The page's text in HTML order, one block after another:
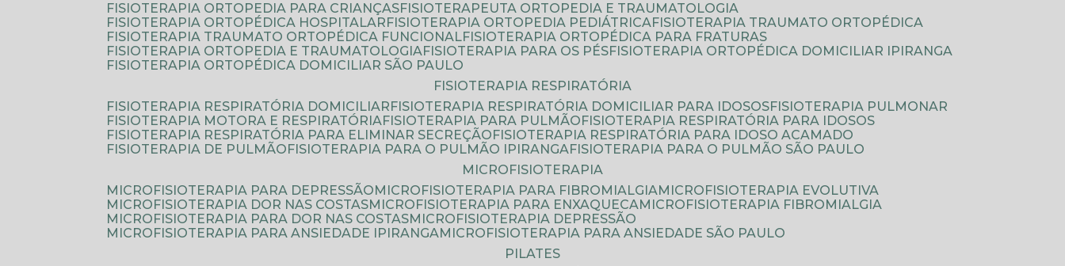
FISIOTERAPIA ORTOPEDIA PARA CRIANÇAS
FISIOTERAPEUTA ORTOPEDIA E TRAUMATOLOGIA
FISIOTERAPIA ORTOPÉDICA HOSPITALAR
FISIOTERAPIA ORTOPEDIA PEDIÁTRICA
FISIOTERAPIA TRAUMATO ORTOPÉDICA
FISIOTERAPIA TRAUMATO ORTOPÉDICA FUNCIONAL
FISIOTERAPIA ORTOPÉDICA PARA FRATURAS
FISIOTERAPIA ORTOPEDIA E TRAUMATOLOGIA
FISIOTERAPIA PARA OS PÉS
FISIOTERAPIA ORTOPÉDICA DOMICILIAR IPIRANGA
FISIOTERAPIA ORTOPÉDICA DOMICILIAR SÃO PAULO
FISIOTERAPIA RESPIRATÓRIA
FISIOTERAPIA RESPIRATÓRIA DOMICILIAR
FISIOTERAPIA RESPIRATÓRIA DOMICILIAR PARA IDOSOS
FISIOTERAPIA PULMONAR
FISIOTERAPIA MOTORA E RESPIRATÓRIA
FISIOTERAPIA PARA PULMÃO
FISIOTERAPIA RESPIRATÓRIA PARA IDOSOS
FISIOTERAPIA RESPIRATÓRIA PARA ELIMINAR SECREÇÃO
FISIOTERAPIA RESPIRATÓRIA PARA IDOSO ACAMADO
FISIOTERAPIA DE PULMÃO
FISIOTERAPIA PARA O PULMÃO IPIRANGA
FISIOTERAPIA PARA O PULMÃO SÃO PAULO
MICROFISIOTERAPIA
MICROFISIOTERAPIA PARA DEPRESSÃO
MICROFISIOTERAPIA PARA FIBROMIALGIA
MICROFISIOTERAPIA EVOLUTIVA
MICROFISIOTERAPIA DOR NAS COSTAS
MICROFISIOTERAPIA PARA ENXAQUECA
MICROFISIOTERAPIA FIBROMIALGIA
MICROFISIOTERAPIA PARA DOR NAS COSTAS
MICROFISIOTERAPIA DEPRESSÃO
MICROFISIOTERAPIA PARA ANSIEDADE IPIRANGA
MICROFISIOTERAPIA PARA ANSIEDADE SÃO PAULO
PILATES